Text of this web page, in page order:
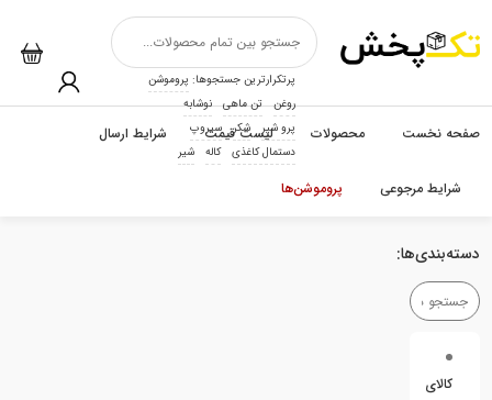
پرتکرارترین جستجوها: پروموشن
روغن
تن ماهی
نوشابه
پرو شیر
شکر
سیروپ
دستمال کاغذی
کاله شیر
صفحه نخست محصولات لیست قیمت شرایط ارسال
شرایط مرجوعی پروموشن‌ها
دسته‌بندی‌ها:
کالای